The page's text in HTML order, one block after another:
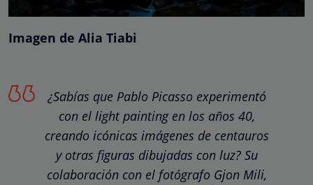
Imagen de Alia Tiabi
¿Sabías que Pablo Picasso experimentó
con el light painting en los años 40,
creando icónicas imágenes de centauros
y otras figuras dibujadas con luz? Su
colaboración con el fotógrafo Gjon Mili,